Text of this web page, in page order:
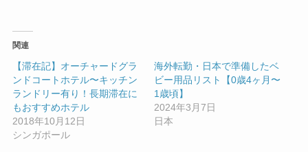
関連
【滞在記】オーチャードグラ
ンドコートホテル〜キッチン
ランドリー有り！長期滞在に
もおすすめホテル
2018年10月12日
シンガポール
海外転勤・日本で準備したベ
ビー用品リスト【0歳4ヶ月〜
1歳頃】
2024年3月7日
日本